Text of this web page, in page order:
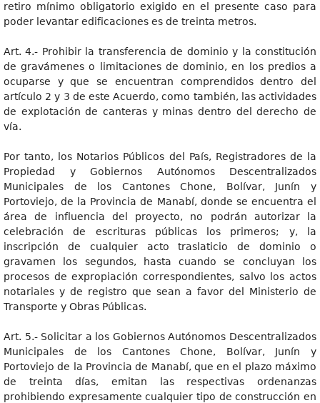
retiro mínimo obligatorio exigido en el presente caso para
poder levantar edificaciones es de treinta metros.
Art. 4.- Prohibir la transferencia de dominio y la constitución
de gravámenes o limitaciones de dominio, en los predios a
ocuparse y que se encuentran comprendidos dentro del
artículo 2 y 3 de este Acuerdo, como también, las actividades
de explotación de canteras y minas dentro del derecho de
vía.
Por tanto, los Notarios Públicos del País, Registradores de la
Propiedad y Gobiernos Autónomos Descentralizados
Municipales de los Cantones Chone, Bolívar, Junín y
Portoviejo, de la Provincia de Manabí, donde se encuentra el
área de influencia del proyecto, no podrán autorizar la
celebración de escrituras públicas los primeros; y, la
inscripción de cualquier acto traslaticio de dominio o
gravamen los segundos, hasta cuando se concluyan los
procesos de expropiación correspondientes, salvo los actos
notariales y de registro que sean a favor del Ministerio de
Transporte y Obras Públicas.
Art. 5.- Solicitar a los Gobiernos Autónomos Descentralizados
Municipales de los Cantones Chone, Bolívar, Junín y
Portoviejo de la Provincia de Manabí, que en el plazo máximo
de treinta días, emitan las respectivas ordenanzas
prohibiendo expresamente cualquier tipo de construcción en